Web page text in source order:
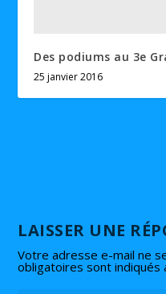
Des podiums au 3e
25 janvier 2016
LAISSER UNE
Votre adresse e-mail ne
obligatoires sont indiqués